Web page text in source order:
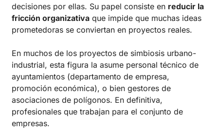
decisiones por ellas. Su papel consiste en reducir la
fricción organizativa que impide que muchas ideas
prometedoras se conviertan en proyectos reales.
En muchos de los proyectos de simbiosis urbano-
industrial, esta figura la asume personal técnico de
ayuntamientos (departamento de empresa,
promoción económica), o bien gestores de
asociaciones de polígonos. En definitiva,
profesionales que trabajan para el conjunto de
empresas.